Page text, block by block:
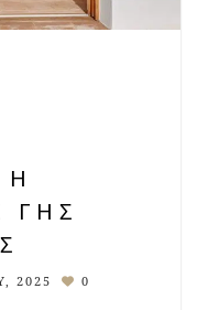
Η
ΓΗΣ
2025 0